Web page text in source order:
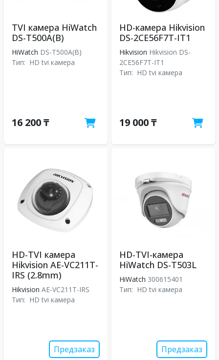
TVI камера HiWatch
DS-T500A(B)
HiWatch DS-T500A(B)
Тип: HD tvi камера
16 200 ₸
HD-камера Hikvision
DS-2CE56F7T-IT1
Hikvision Hikvision DS-
2CE56F7T-IT1
Тип: HD tvi камера
19 000 ₸
HD-TVI камера
Hikvision AE-VC211T-
IRS (2.8mm)
Hikvision AE-VC211T-IRS
Тип: HD tvi камера
Предзаказ
HD-TVI-камера
HiWatch DS-T503L
HiWatch 300615401
Тип: HD tvi камера
Предзаказ